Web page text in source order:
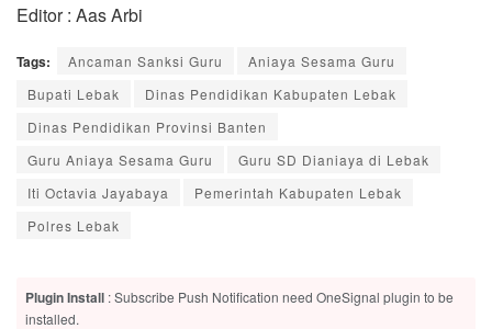
Editor : Aas Arbi
Tags: Ancaman Sanksi Guru
Aniaya Sesama Guru
Bupati Lebak
Dinas Pendidikan Kabupaten Lebak
Dinas Pendidikan Provinsi Banten
Guru Aniaya Sesama Guru
Guru SD Dianiaya di Lebak
Iti Octavia Jayabaya
Pemerintah Kabupaten Lebak
Polres Lebak
Plugin Install : Subscribe Push Notification need OneSignal plugin to be
installed.